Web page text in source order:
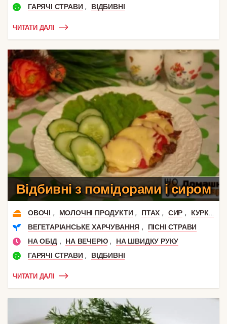
ГАРЯЧІ СТРАВИ , ВІДБИВНІ
ЧИТАТИ ДАЛІ
Відбивні з помідорами і сиром
ОВОЧІ , МОЛОЧНІ ПРОДУКТИ , ПТАХ , СИР , КУРКА
ВЕГЕТАРІАНСЬКЕ ХАРЧУВАННЯ ,
ПІСНІ СТРАВИ
НА ОБІД , НА ВЕЧЕРЮ ,
НА ШВИДКУ РУКУ
ГАРЯЧІ СТРАВИ , ВІДБИВНІ
ЧИТАТИ ДАЛІ